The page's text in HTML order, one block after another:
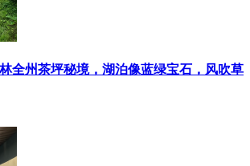
全州茶坪秘境，湖泊像蓝绿宝石，风吹草